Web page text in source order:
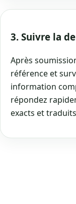
3. Suivre la
Après
référence et
information
répondez
exacts et